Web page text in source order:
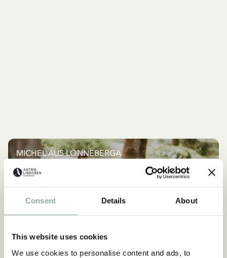
Consent Details About
This website uses cookies
We use cookies to personalise content and ads, to
MICHEL AUS LÖNNEBERGA
Alles mit Michel